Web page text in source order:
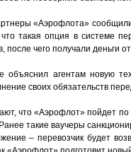
«Аэрофлота»
такая опция в системе
после чего получали деньги
объяснил агентам новую
своих обязательств
что «Аэрофлот» пойдет по
такие ваучеры
– перевозчик будет